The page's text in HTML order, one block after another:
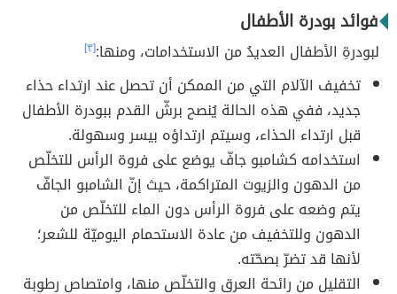
فوائد بودرة الأطفال
لبودرةِ الأطفال العديدُ من الاستخدامات، ومنها:[٣]
تخفيف الآلام التي من الممكن أن تحصل عند ارتداء حذاء
جديد، ففي هذه الحالة يُنصح برشّ القدم ببودرة الأطفال
قبل ارتداء الحذاء، وسيتم ارتداؤه بيسر وسهولة.
استخدامه كشامبو جافّ يوضع على فروة الرأس للتخلّص
من الدهون والزيوت المتراكمة، حيث إنّ الشامبو الجافّ
يتم وضعه على فروة الرأس دون الماء للتخلّص من
الدهون وللتخفيف من عادة الاستحمام اليوميّة للشعر؛
لأنها قد تضرّ بصحّته.
التقليل من رائحة العرق والتخلّص منها، وامتصاص رطوبة